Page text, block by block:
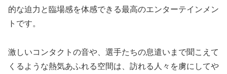
的な迫力と臨場感を体感できる最高のエンターテインメン
トです。
激しいコンタクトの音や、選手たちの息遣いまで聞こえて
くるような熱気あふれる空間は、訪れる人々を虜にしてや